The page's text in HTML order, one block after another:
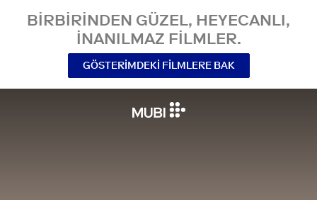
BIRBIRINDEN GÜZEL, HEYECANLI,
INANILMAZ FILMLER.
GÖSTERIMDEKI FILMLERE BAK